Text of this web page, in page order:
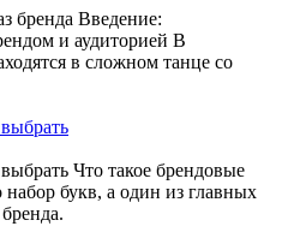
бренда Введение:
и аудиторией В
в сложном танце со
Что такое брендовые
букв, а один из главных